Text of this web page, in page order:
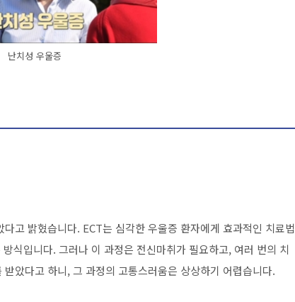
난치성 우울증
고 밝혔습니다. ECT는 심각한 우울증 환자에게 효과적인 치료법
식입니다. 그러나 이 과정은 전신마취가 필요하고, 여러 번의 치
았다고 하니, 그 과정의 고통스러움은 상상하기 어렵습니다.